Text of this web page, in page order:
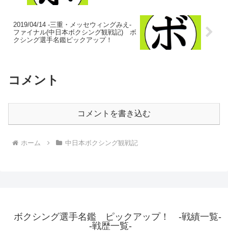
2019/04/14 -三重・メッセウィングみえ-
ファイナル(中日本ボクシング観戦記) ボ
クシング選手名鑑ピックアップ！
コメント
コメントを書き込む
ホーム 中日本ボクシング観戦記
ボクシング選手名鑑 ピックアップ！ -戦績一覧-
-戦歴一覧-